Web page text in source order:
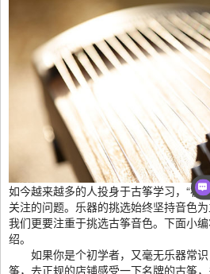
如今越来越多的人投身于古筝学习，“初
关注的问题。乐器的挑选始终坚持音色
我们更要注重于挑选古筝音色。下面小编
绍。
如果你是个初学者，又毫无乐器常识
筝，去正规的店铺感受一下名牌的古筝